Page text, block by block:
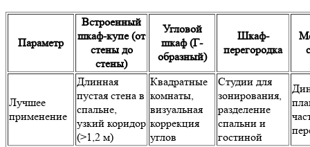
Параметр
Встроенный
шкаф-купе (от
стены до
стены)
Угловой
шкаф (Г-
образный)
Шкаф-
перегородка
Лучшее
применение
Длинная
пустая стена в
спальне,
узкий коридор
(>1,2 м)
Квадратные
комнаты,
визуальная
коррекция
углов
Студии для
зонирования,
разделение
спальни и
гостиной